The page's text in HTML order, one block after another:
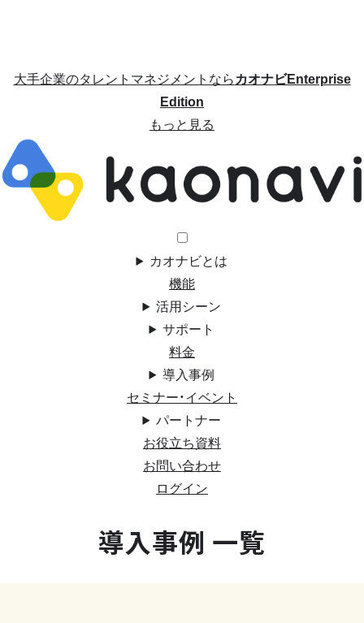
大手企業のタレントマネジメントならカオナビEnterprise
Edition
もっと見る
カオナビとは
機能
活用シーン
サポート
料金
導入事例
セミナー・イベント
パートナー
お役立ち資料
お問い合わせ
ログイン
導入事例 一覧